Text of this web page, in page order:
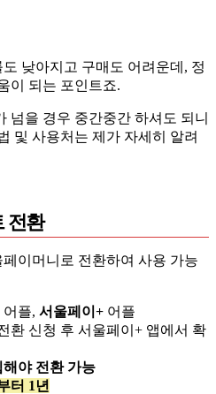
낮아지고 구매도 어려운데, 정
이 되는 포인트죠.
넘을 경우 중간중간 하셔도 되니
및 사용처는 제가 자세히 알려
전환
이머니로 전환하여 사용 가능
어플, 서울페이+ 어플
환 신청 후 서울페이+ 앱에서 확
해야 전환 가능
터 1년